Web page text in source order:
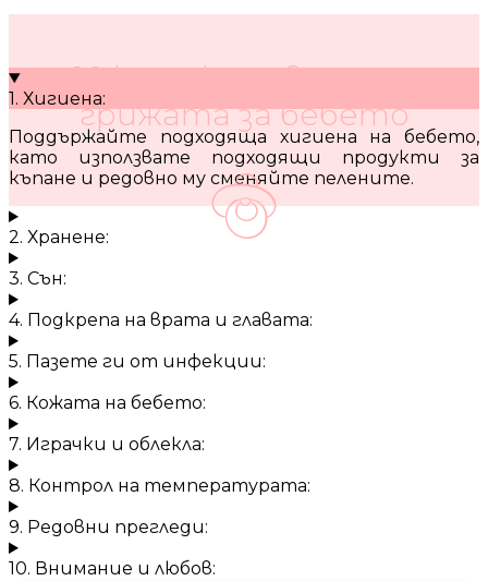
10 кратки съвета за
грижата за бебето
1. Хигиена:
Поддържайте подходяща хигиена на бебето,
като използвате подходящи продукти за
къпане и редовно му сменяйте пелените.
2. Хранене:
3. Сън:
4. Подкрепа на врата и главата:
5. Пазете ги от инфекции:
6. Кожата на бебето:
7. Играчки и облекла:
8. Контрол на температурата:
9. Редовни прегледи:
10. Внимание и любов: